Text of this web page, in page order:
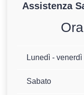
Assistenza
Lunedì - venerdì
Sabato